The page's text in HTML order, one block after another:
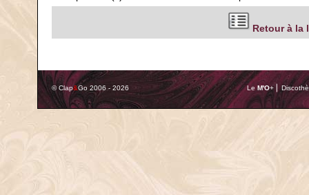
Retour à la
© Clap&Go 2006 - 2026 Le M'O+ ⎢